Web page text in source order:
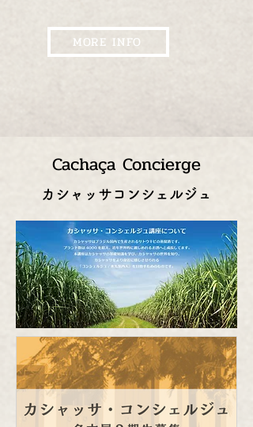
MORE INFO
Cachaça Concierge
カシャッサコンシェルジュ